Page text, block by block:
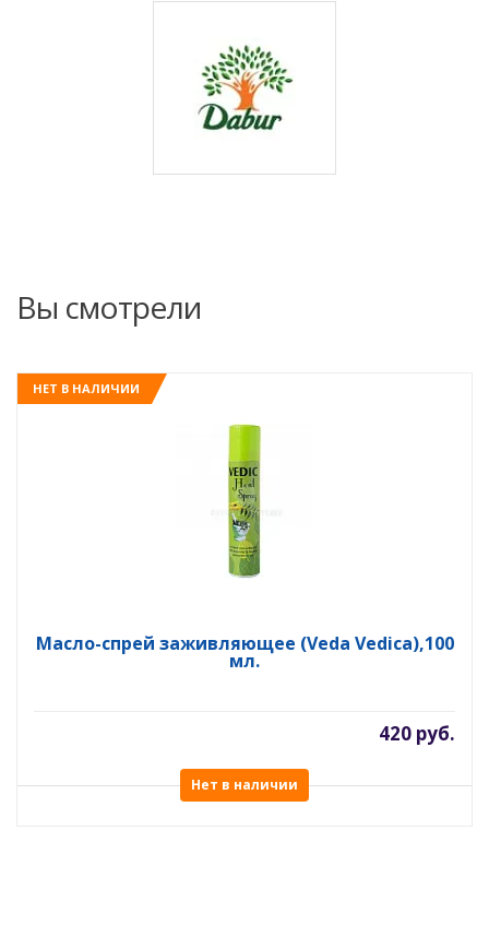
Вы смотрели
НЕТ В НАЛИЧИИ
Масло-спрей заживляющее (Veda Vedica),100
мл.
420 руб.
Нет в наличии